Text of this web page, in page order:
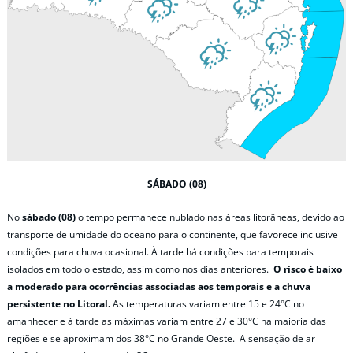
SÁBADO (08)
Nosábado (08)o tempo permanece nublado nas áreas litorâneas, devido ao
transporte de umidade do oceano para o continente, que favorece inclusive
condições para chuva ocasional. À tarde há condições para temporais
isolados em todo o estado, assim como nos dias anteriores. O risco é baixo
a moderado para ocorrências associadas aos temporais e a chuva
persistente no Litoral.As temperaturas variam entre 15 e 24°C no
amanhecer e à tarde as máximas variam entre 27 e 30°C na maioria das
regiões e se aproximam dos 38°C no Grande Oeste. A sensação de ar